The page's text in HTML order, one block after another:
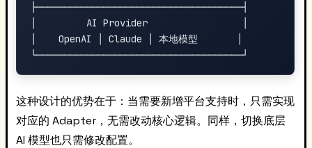
├─────────────────────────────────────┤
│         AI Provider                 │
│    OpenAI │ Claude │ 本地模型       │
这种设计的优势在于：当需要新增平台支持时，只需实现
对应的 Adapter，无需改动核心逻辑。同样，切换底层
AI 模型也只需修改配置。